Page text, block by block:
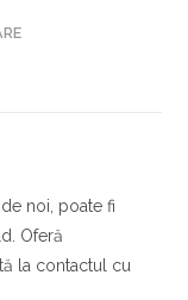
noi, poate fi
Oferă
la contactul cu